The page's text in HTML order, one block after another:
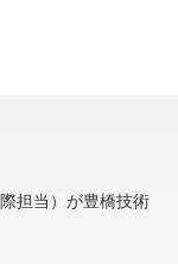
担当）が豊橋技術